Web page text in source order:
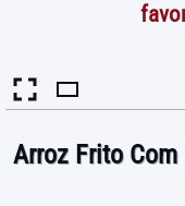
Arroz Frito Com